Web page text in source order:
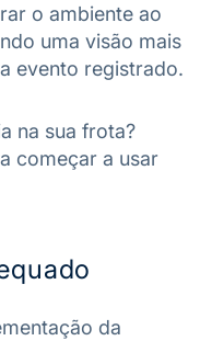
o ambiente ao
uma visão mais
evento registrado.
na sua frota?
começar a usar
da